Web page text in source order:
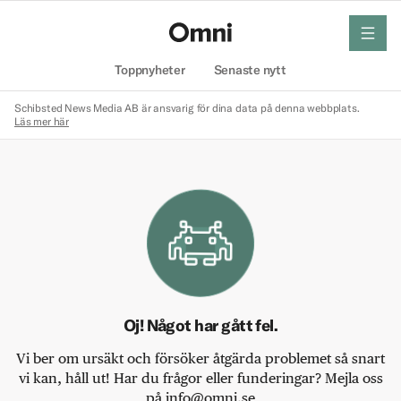
Toppnyheter Senaste nytt
meny
Schibsted News Media AB är ansvarig för dina data på denna webbplats.
Läs mer här
Oj! Något har gått fel.
Vi ber om ursäkt och försöker åtgärda problemet så snart
vi kan, håll ut! Har du frågor eller funderingar? Mejla oss